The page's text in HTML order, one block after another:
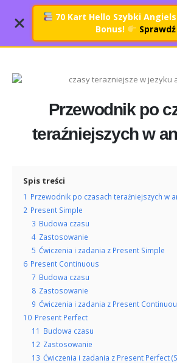
Przewodnik po
teraźniejszych w
Spis treści
1 Przewodnik po czasach teraźniejszych w
2 Present Simple
3 Budowa czasu
4 Zastosowanie
5 Ćwiczenia i zadania z Present Simple
6 Present Continuous
7 Budowa czasu
8 Zastosowanie
9 Ćwiczenia i zadania z Present
10 Present Perfect
11 Budowa czasu
12 Zastosowanie
13 Ćwiczenia i zadania z Present Perfect
70 Kart Hello Szybki
Bonus!